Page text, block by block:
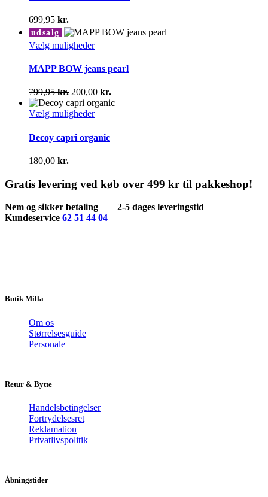
flere
kan
vælges
varesiden
699,95 kr.
udsalg
Vælg mulighederDette
har
flere
varianter.
Mulighederne
kan
vælges
varesiden
MAPP BOW jeans pearl
799,95kr. Den
oprindelige
pris
799,95 kr..
200,00 kr.
aktuelle
Vælg mulighederDette
har
flere
vælges
varesiden
Decoy capri organic
180,00 kr.
Gratis levering ved køb over 499 kr til pakkeshop!
Nem og sikker betaling
2-5 dages leveringstid
Kundeservice 62 51 44 04
Butik Milla
Om os
Størrelsesguide
Personale
Retur & Bytte
Handelsbetingelser
Fortrydelsesret
Reklamation
Privatlivspolitik
Åbningstider